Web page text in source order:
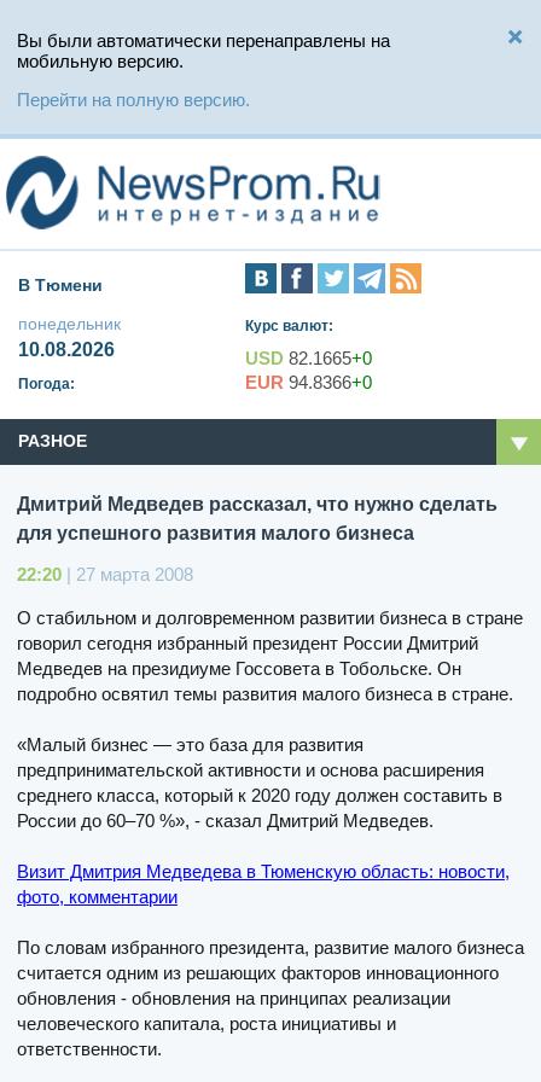
Вы были автоматически перенаправлены на
мобильную версию.
Перейти на полную версию.
В Тюмени
понедельник
10.08.2026
Погода:
Курс валют:
USD 82.1665+0
EUR 94.8366+0
РАЗНОЕ
Дмитрий Медведев рассказал, что нужно сделать
для успешного развития малого бизнеса
22:20 | 27 марта 2008
О стабильном и долговременном развитии бизнеса в стране
говорил сегодня избранный президент России Дмитрий
Медведев на президиуме Госсовета в Тобольске. Он
подробно освятил темы развития малого бизнеса в стране.
«Малый бизнес — это база для развития
предпринимательской активности и основа расширения
среднего класса, который к 2020 году должен составить в
России до 60–70 %», - сказал Дмитрий Медведев.
Визит Дмитрия Медведева в Тюменскую область: новости,
фото, комментарии
По словам избранного президента, развитие малого бизнеса
считается одним из решающих факторов инновационного
обновления - обновления на принципах реализации
человеческого капитала, роста инициативы и
ответственности.